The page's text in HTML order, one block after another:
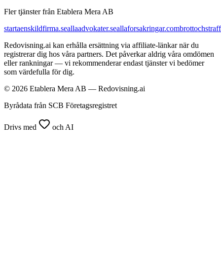
Fler tjänster från Etablera Mera AB
startaenskildfirma.seallaadvokater.seallaforsakringar.com
Redovisning.ai kan erhålla ersättning via affiliate-länkar när du
registrerar dig hos våra partners. Det påverkar aldrig våra omdömen
eller rankningar — vi rekommenderar endast tjänster vi bedömer
som värdefulla för dig.
© 2026 Etablera Mera AB — Redovisning.ai
Byrådata från SCB Företagsregistret
Drivs med och AI